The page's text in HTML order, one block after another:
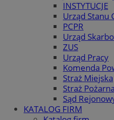
INSTYTUCJE
Urząd Stanu
PCPR
Urząd
ZUS
Urząd Pracy
Komenda
Straż Miejska
Straż Pożarna
Sąd
KATALOG FIRM